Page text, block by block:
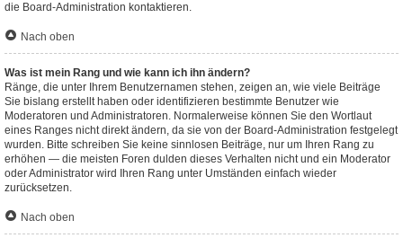
die Board-Administration kontaktieren.
Nach oben
Was ist mein Rang und wie kann ich ihn ändern?
Ränge, die unter Ihrem Benutzernamen stehen, zeigen an, wie viele Beiträge
Sie bislang erstellt haben oder identifizieren bestimmte Benutzer wie
Moderatoren und Administratoren. Normalerweise können Sie den Wortlaut
eines Ranges nicht direkt ändern, da sie von der Board-Administration festgelegt
wurden. Bitte schreiben Sie keine sinnlosen Beiträge, nur um Ihren Rang zu
erhöhen — die meisten Foren dulden dieses Verhalten nicht und ein Moderator
oder Administrator wird Ihren Rang unter Umständen einfach wieder
zurücksetzen.
Nach oben